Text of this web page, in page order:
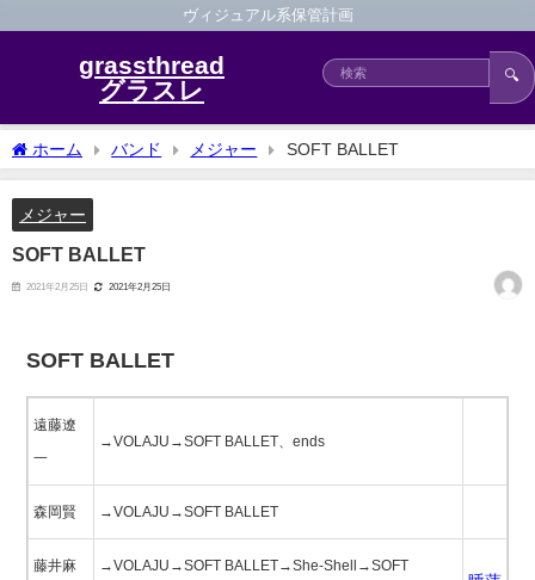
ヴィジュアル系保管計画
grassthread
グラスレ
🔍
ホーム バンド メジャー SOFT BALLET
メジャー
SOFT BALLET
2021年2月25日 2021年2月25日
SOFT BALLET
遠藤遼
一
→VOLAJU→SOFT BALLET、ends
森岡賢 →VOLAJU→SOFT BALLET
藤井麻 →VOLAJU→SOFT BALLET→She-Shell→SOFT